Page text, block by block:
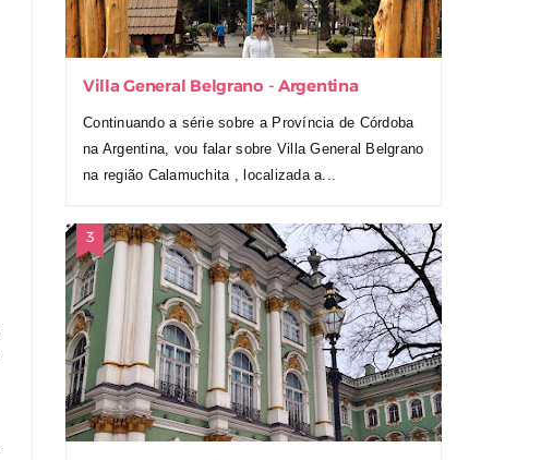
Villa General Belgrano - Argentina
Continuando a série sobre a Província de Córdoba
na Argentina, vou falar sobre Villa General Belgrano
na região Calamuchita , localizada a...